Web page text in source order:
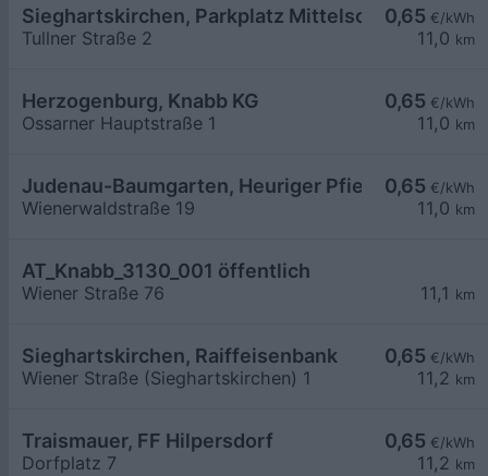
0,65 €/kWh
11,0 km
Sieghartskirchen, Parkplatz Mittelschule
Tullner Straße 2
0,65 €/kWh
11,0 km
Herzogenburg, Knabb KG
Ossarner Hauptstraße 1
0,65 €/kWh
11,0 km
Judenau-Baumgarten, Heuriger Pfiel
Wienerwaldstraße 19
11,1 km
AT_Knabb_3130_001 öffentlich
Wiener Straße 76
0,65 €/kWh
11,2 km
Sieghartskirchen, Raiffeisenbank
Wiener Straße (Sieghartskirchen) 1
0,65 €/kWh
11,2 km
Traismauer, FF Hilpersdorf
Dorfplatz 7